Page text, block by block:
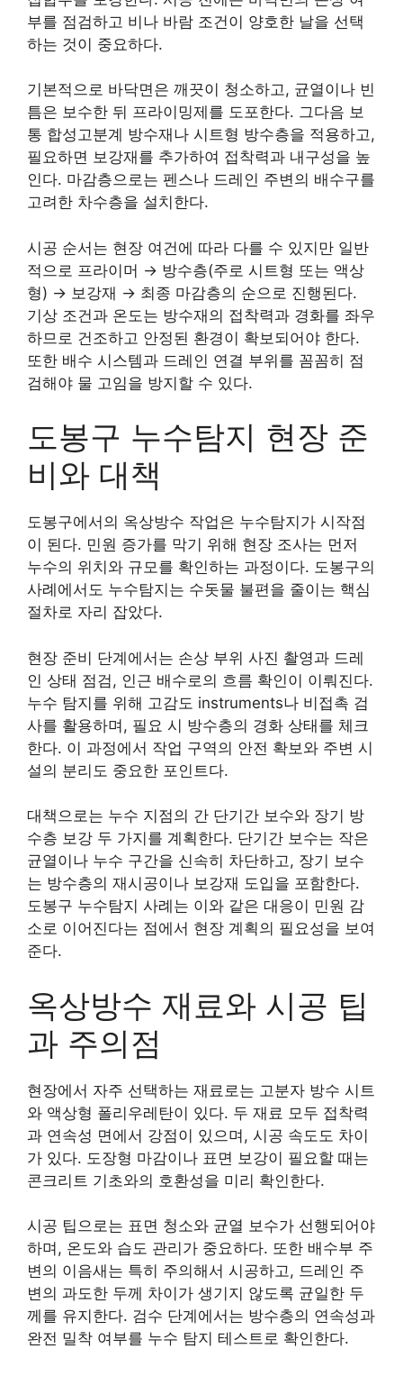
부를 점검하고 비나 바람 조건이 양호한 날을 선택
하는 것이 중요하다.
기본적으로 바닥면은 깨끗이 청소하고, 균열이나 빈
틈은 보수한 뒤 프라이밍제를 도포한다. 그다음 보
통 합성고분계 방수재나 시트형 방수층을 적용하고,
필요하면 보강재를 추가하여 접착력과 내구성을 높
인다. 마감층으로는 펜스나 드레인 주변의 배수구를
고려한 차수층을 설치한다.
시공 순서는 현장 여건에 따라 다를 수 있지만 일반
적으로 프라이머 → 방수층(주로 시트형 또는 액상
형) → 보강재 → 최종 마감층의 순으로 진행된다.
기상 조건과 온도는 방수재의 접착력과 경화를 좌우
하므로 건조하고 안정된 환경이 확보되어야 한다.
또한 배수 시스템과 드레인 연결 부위를 꼼꼼히 점
검해야 물 고임을 방지할 수 있다.
도봉구 누수탐지 현장 준
비와 대책
도봉구에서의 옥상방수 작업은 누수탐지가 시작점
이 된다. 민원 증가를 막기 위해 현장 조사는 먼저
누수의 위치와 규모를 확인하는 과정이다. 도봉구의
사례에서도 누수탐지는 수돗물 불편을 줄이는 핵심
절차로 자리 잡았다.
현장 준비 단계에서는 손상 부위 사진 촬영과 드레
인 상태 점검, 인근 배수로의 흐름 확인이 이뤄진다.
누수 탐지를 위해 고감도 instruments나 비접촉 검
사를 활용하며, 필요 시 방수층의 경화 상태를 체크
한다. 이 과정에서 작업 구역의 안전 확보와 주변 시
설의 분리도 중요한 포인트다.
대책으로는 누수 지점의 간 단기간 보수와 장기 방
수층 보강 두 가지를 계획한다. 단기간 보수는 작은
균열이나 누수 구간을 신속히 차단하고, 장기 보수
는 방수층의 재시공이나 보강재 도입을 포함한다.
도봉구 누수탐지 사례는 이와 같은 대응이 민원 감
소로 이어진다는 점에서 현장 계획의 필요성을 보여
준다.
옥상방수 재료와 시공 팁
과 주의점
현장에서 자주 선택하는 재료로는 고분자 방수 시트
와 액상형 폴리우레탄이 있다. 두 재료 모두 접착력
과 연속성 면에서 강점이 있으며, 시공 속도도 차이
가 있다. 도장형 마감이나 표면 보강이 필요할 때는
콘크리트 기초와의 호환성을 미리 확인한다.
시공 팁으로는 표면 청소와 균열 보수가 선행되어야
하며, 온도와 습도 관리가 중요하다. 또한 배수부 주
변의 이음새는 특히 주의해서 시공하고, 드레인 주
변의 과도한 두께 차이가 생기지 않도록 균일한 두
께를 유지한다. 검수 단계에서는 방수층의 연속성과
완전 밀착 여부를 누수 탐지 테스트로 확인한다.